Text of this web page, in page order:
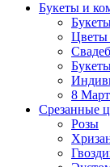
Букеты и
Цветы
8
Срезанные
Розы